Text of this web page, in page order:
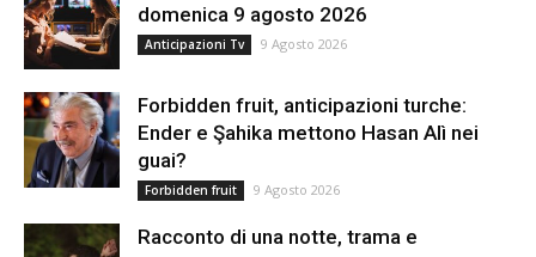
domenica 9 agosto 2026
Anticipazioni Tv 9 Agosto 2026
Forbidden fruit, anticipazioni turche:
Ender e Şahika mettono Hasan Alì nei
guai?
Forbidden fruit 9 Agosto 2026
Racconto di una notte, trama e